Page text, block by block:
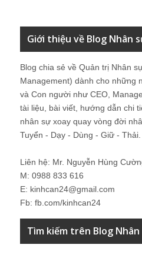
Giới thiệu về Blog Nhân
Blog chia sẻ về Quản trị Nhân
Management) dành cho những
và Con người như CEO,
tài liệu, bài viết, hướng dẫn chi
nhân sự xoay quay vòng đời
Tuyển - Dạy - Dùng - Giữ - Thải.
Liên hệ: Mr. Nguyễn Hùng
M: 0988 833 616
E: kinhcan24@gmail.com
Fb: fb.com/kinhcan24
Tìm kiếm trên Blog Nhân